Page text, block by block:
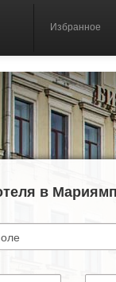
Избранное
в